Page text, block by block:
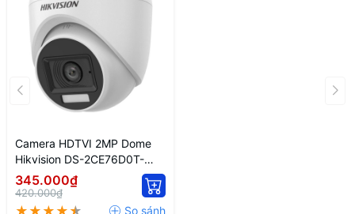
Camera HDTVI 2MP Dome
Hikvision DS-2CE76D0T-
EXLPF Dual light
345.000₫
420.000₫